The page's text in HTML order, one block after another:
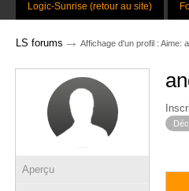
Logic-Sunrise (retour au site)
LS forums → Affichage d'un profil : Aime:
Aperçu